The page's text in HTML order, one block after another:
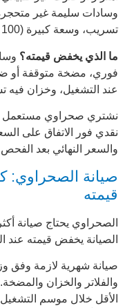
وسادات سليمة غير
تسريب، وسعة كبيرة (100 لتر وأكثر).
ما الذي يخفض قيمته؟
فوري، مضخة متوقفة أو
عند التشغيل، وخزان فيه
نشتري صحراوي مستعمل
نقدي فور الاتفاق على
والسعر النهائي بعد الفحص
صيانة الصحراوي:
قيمته
الصحراوي يحتاج صيانة
الصيانة يخفض قيمته عند
صيانة شهرية لازمة وفق
والفلاتر والخزان
الأقل خلال موسم